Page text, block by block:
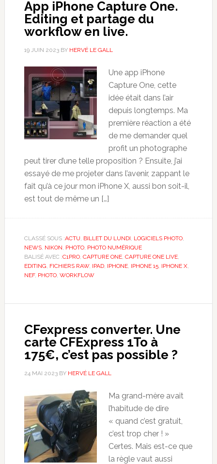
App iPhone Capture One.
Editing et partage du
workflow en live.
19 JUIN 2023BY HERVÉ LE GALL
Une app iPhone
Capture One, cette
idée était dans l’air
depuis longtemps. Ma
première réaction a été
de me demander quel
profit un photographe
peut tirer d’une telle proposition ? Ensuite, j’ai
essayé de me projeter dans l’avenir, zappant le
fait qu’à ce jour mon iPhone X, aussi bon soit-il,
est tout de même un […]
CLASSÉ SOUS :ACTU BILLET DU LUNDI LOGICIELS PHOTO,
NEWS, NIKON PHOTO, PHOTO NUMÉRIQUE
BALISÉ AVEC :C1PRO, CAPTURE ONE, CAPTURE ONE LIVE,
EDITING FICHIERS RAW, IPAD, IPHONE, IPHONE 15, IPHONE X,
NEF, PHOTO, WORKFLOW
CFexpress converter. Une
carte CFExpress 1To à
175€, c’est pas possible ?
24 MAI 2023BY HERVÉ LE GALL
Ma grand-mère avait
l’habitude de dire
« quand c’est gratuit,
c’est trop cher ! »
Certes. Mais est-ce que
la règle vaut aussi